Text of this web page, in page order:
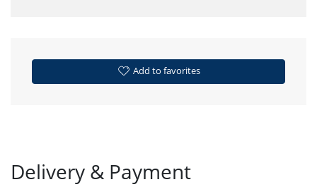
Add to favorites
Delivery & Payment